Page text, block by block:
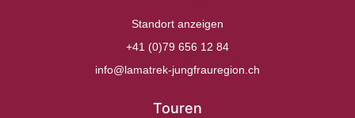
Standort anzeigen
+41 (0)79 656 12 84
info@lamatrek-jungfrauregion.ch
Touren